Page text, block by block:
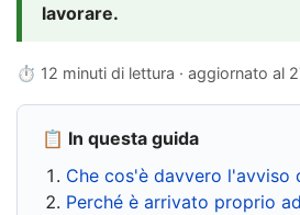
lavorare.
⏱ 12 minuti di lettura · aggiornato al
📋 In questa guida
Che cos'è davvero l'avviso
Perché è arrivato proprio